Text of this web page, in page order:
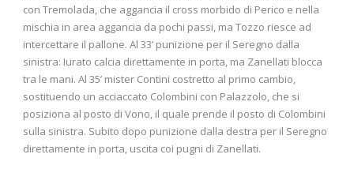
con Tremolada, che aggancia il cross morbido di Perico e nella
mischia in area aggancia da pochi passi, ma Tozzo riesce ad
intercettare il pallone. Al 33’ punizione per il Seregno dalla
sinistra: Iurato calcia direttamente in porta, ma Zanellati blocca
tra le mani. Al 35’ mister Contini costretto al primo cambio,
sostituendo un acciaccato Colombini con Palazzolo, che si
posiziona al posto di Vono, il quale prende il posto di Colombini
sulla sinistra. Subito dopo punizione dalla destra per il Seregno
direttamente in porta, uscita coi pugni di Zanellati.